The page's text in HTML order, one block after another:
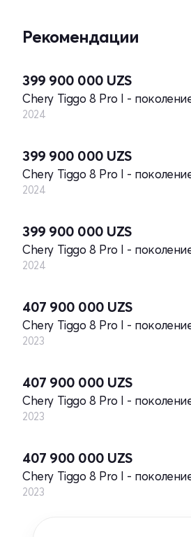
Рекомендации
399 900 000 UZS
Chery Tiggo 8 Pro I -
2024
399 900 000 UZS
Chery Tiggo 8 Pro I -
2024
399 900 000 UZS
Chery Tiggo 8 Pro I -
2024
407 900 000 UZS
Chery Tiggo 8 Pro I -
2023
407 900 000 UZS
Chery Tiggo 8 Pro I -
2023
407 900 000 UZS
Chery Tiggo 8 Pro I -
2023